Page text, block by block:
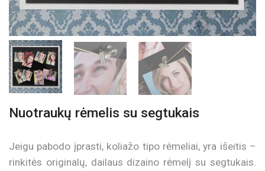
Nuotraukų rėmelis su segtukais
Jeigu pabodo įprasti, koliažo tipo rėmeliai, yra išeitis –
rinkitės originalų, dailaus dizaino rėmelį su segtukais.